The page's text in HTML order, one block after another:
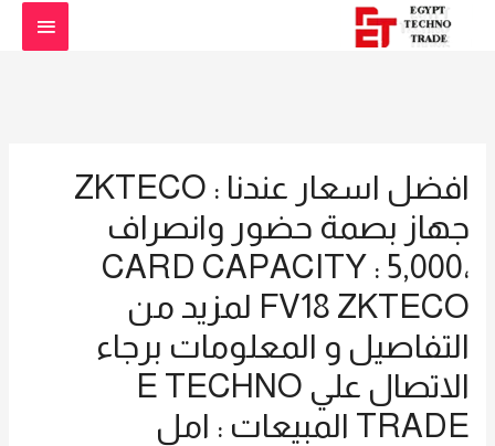
افضل اسعار عندنا : ZKTECO
جهاز بصمة حضور وانصراف
CARD CAPACITY : 5,000،
FV18 ZKTECO لمزيد من
التفاصيل و المعلومات برجاء
الاتصال علي E TECHNO
TRADE المبيعات : امل